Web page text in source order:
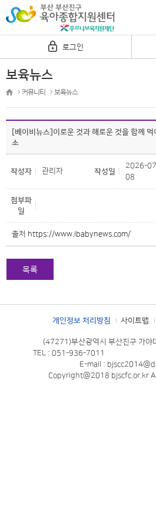
로그인
보육뉴스
커뮤니티 보육뉴스
[베이비뉴스]이로운 것과 해로운 것을 함께
소
작성자 관리자 작성일
2026-
08
첨부파
일
출처 https://www.ibabynews.com/
목록
개인정보 처리방침 사이트맵
(47271)부산광역시 부산진구 가
TEL : 051-936-7011
E-mail :
Copyright@2018 bjscfc.or.kr